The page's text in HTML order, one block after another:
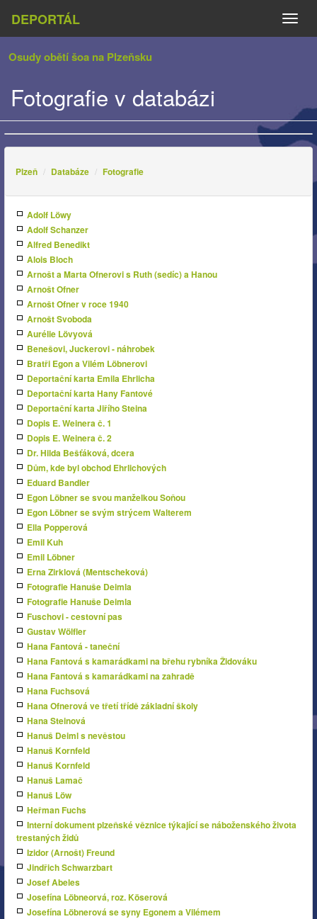
DEPORTÁL
Osudy obětí šoa na Plzeňsku
Fotografie v databázi
Plzeň Databáze Fotografie
Adolf Löwy
Adolf Schanzer
Alfred Benedikt
Alois Bloch
Arnošt a Marta Ofnerovi s Ruth (sedíc) a Hanou
Arnošt Ofner
Arnošt Ofner v roce 1940
Arnošt Svoboda
Aurélie Lövyová
Benešovi, Juckerovi - náhrobek
Bratři Egon a Vilém Löbnerovi
Deportační karta Emila Ehrlicha
Deportační karta Hany Fantové
Deportační karta Jiřího Steina
Dopis E. Weinera č. 1
Dopis E. Weinera č. 2
Dr. Hilda Bešťáková, dcera
Dům, kde byl obchod Ehrlichových
Eduard Bandler
Egon Löbner se svou manželkou Soňou
Egon Löbner se svým strýcem Walterem
Ella Popperová
Emil Kuh
Emil Löbner
Erna Zirklová (Mentscheková)
Fotografie Hanuše Deimla
Fotografie Hanuše Deimla
Fuschovi - cestovní pas
Gustav Wölfler
Hana Fantová - taneční
Hana Fantová s kamarádkami na břehu rybníka Židováku
Hana Fantová s kamarádkami na zahradě
Hana Fuchsová
Hana Ofnerová ve třetí třídě základní školy
Hana Steinová
Hanuš Deiml s nevěstou
Hanuš Kornfeld
Hanuš Kornfeld
Hanuš Lamač
Hanuš Löw
Heřman Fuchs
Interní dokument plzeňské věznice týkající se náboženského života
trestaných židů
Izidor (Arnošt) Freund
Jindřich Schwarzbart
Josef Abeles
Josefína Löbneorvá, roz. Köserová
Josefína Löbnerová se syny Egonem a Vilémem